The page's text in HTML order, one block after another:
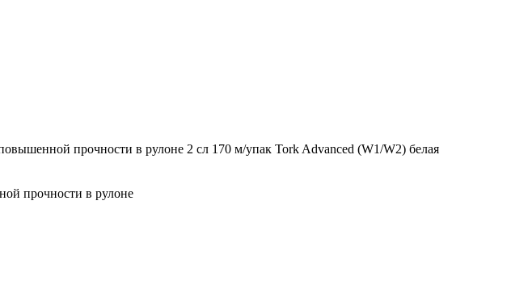
прочности в рулоне 2 сл 170 м/упак Tork Advanced (W1/W2) белая